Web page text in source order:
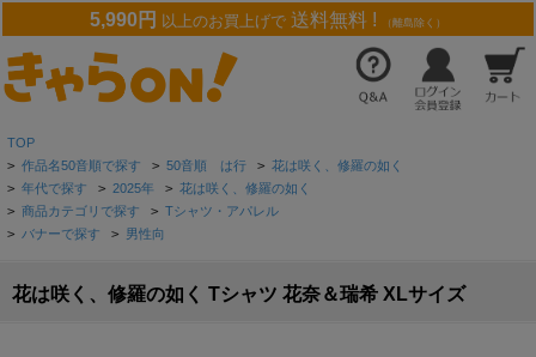
5,990円 以上のお買上げで 送料無料 ! （離島除く）
TOP
> 作品名50音順で探す > 50音順 は行 > 花は咲く、修羅の如く
> 年代で探す > 2025年 > 花は咲く、修羅の如く
> 商品カテゴリで探す > Tシャツ・アパレル
> バナーで探す > 男性向
花は咲く、修羅の如く Tシャツ 花奈＆瑞希 XLサイズ